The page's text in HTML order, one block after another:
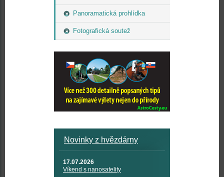
Panoramatická prohlídka
Fotografická soutež
Novinky z hvězdárny
17.07.2026
Víkend s nanosatelity